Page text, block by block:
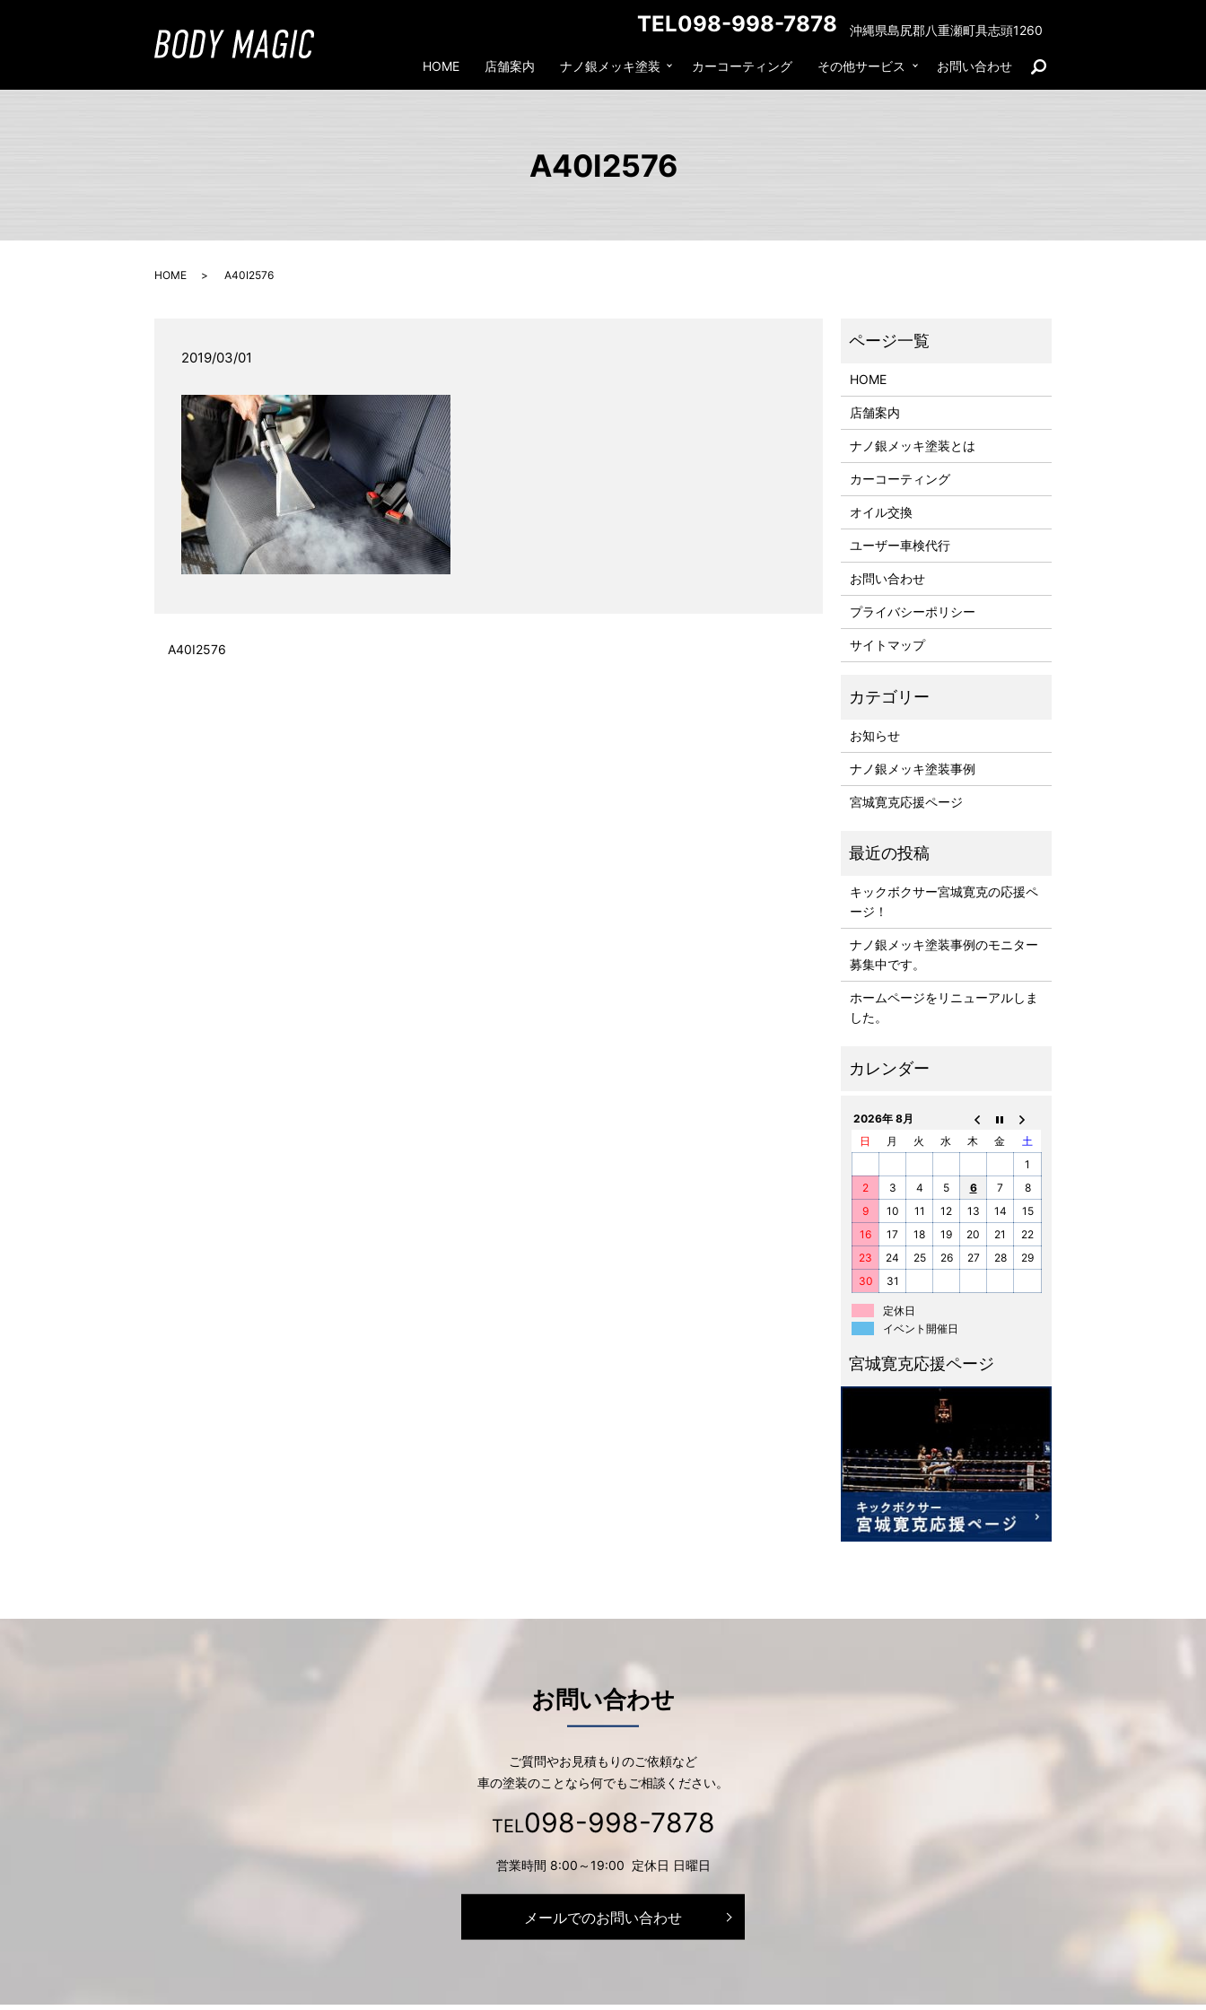
HOME 店舗案内 ナノ銀メッキ塗装 カーコーティング その他サービス お問い合わせ search
TEL098-998-7878 沖縄県島尻郡八重瀬町具志頭1260
A40I2576
HOME A40I2576
2019/03/01
A40I2576
HOME
店舗案内
ナノ銀メッキ塗装とは
カーコーティング
オイル交換
ユーザー車検代行
お問い合わせ
プライバシーポリシー
サイトマップ
お知らせ
ナノ銀メッキ塗装事例
宮城寛克応援ページ
キックボクサー宮城寛克の応援ペ
ージ！
ナノ銀メッキ塗装事例のモニター
募集中です。
ホームページをリニューアルしま
した。
2026年 8月
日
月 火 水 木 金
土
1
2
3 4 5 6 7
8
9
10 11 12 13 14
15
16
17 18 19 20 21
22
23
24 25 26 27 28
29
30
31
定休日
イベント開催日
お問い合わせ
ご質問やお見積もりのご依頼など
車の塗装のことなら何でもご相談ください。
TEL098-998-7878
営業時間 8:00～19:00 定休日 日曜日
メールでのお問い合わせ